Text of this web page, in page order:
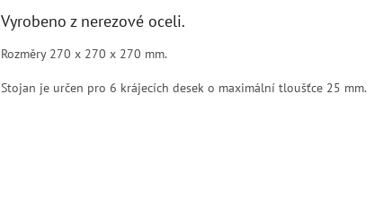
Vyrobeno z nerezové oceli.
Rozměry 270 x 270 x 270 mm.
Stojan je určen pro 6 krájecích desek o maximální tloušťce 25 mm.